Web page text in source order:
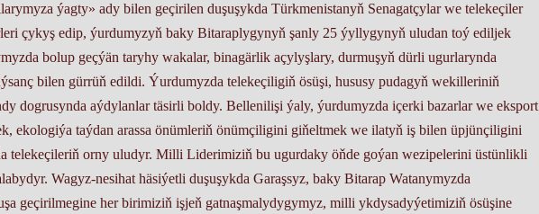
ýagty» ady bilen geçirilen duşuşykda Türkmenistanyň Senagatçylar we telekeçiler
çykyş edip, ýurdumyzyň baky Bitaraplygynyň şanly 25 ýyllygynyň uludan toý ediljek
bolup geçýän taryhy wakalar, binagärlik açylyşlary, durmuşyň dürli ugurlarynda
bilen gürrüň edildi. Ýurdumyzda telekeçiligiň ösüşi, hususy pudagyň wekilleriniň
dogrusynda aýdylanlar täsirli boldy. Bellenilişi ýaly, ýurdumyzda içerki bazarlar we eksport
ekologiýa taýdan arassa önümleriň önümçiligini giňeltmek we ilatyň iş bilen üpjünçiligini
telekeçileriň orny uludyr. Milli Liderimiziň bu ugurdaky öňde goýan wezipelerini üstünlikli
Wagyz-nesihat häsiýetli duşuşykda Garaşsyz, baky Bitarap Watanymyzda
geçirilmegine her birimiziň işjeň gatnaşmalydygymyz, milli ykdysadyýetimiziň ösüşine